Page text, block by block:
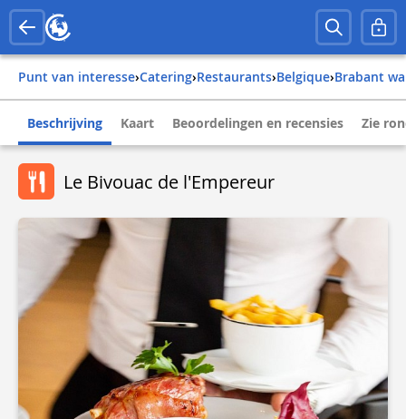
Punt van interesse› Catering› Restaurants› belgique› brabant
Beschrijving Kaart Beoordelingen en recensies Zie
Le Bivouac de l'Empereur